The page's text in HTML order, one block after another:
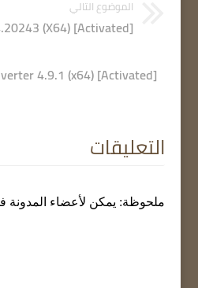
الموضوع التالي
التعليقات
ملحوظة: يمكن لأعضاء المدونة